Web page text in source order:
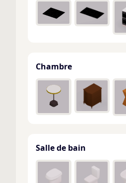
Chambre
Salle de bain